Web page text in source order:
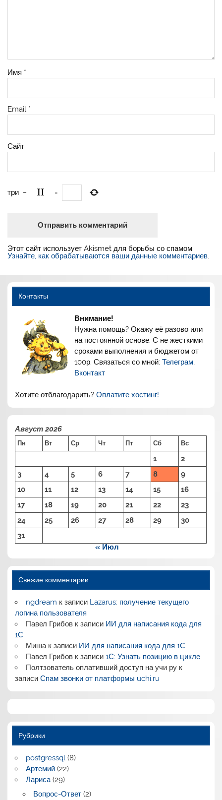
Имя *
Email *
Сайт
три − =
Этот сайт использует Akismet для борьбы со спамом.
Узнайте, как обрабатываются ваши данные комментариев.
Контакты
Внимание!
Нужна помощь? Окажу её разово или
на постоянной основе. С не жесткими
сроками выполнения и бюджетом от
100р. Связаться со мной:Телеграм,
Вконтакт
Хотите отблагодарить?Оплатите хостинг!
Август 2026
Пн Вт Ср Чт Пт Сб Вс
1
2
3
4 5 6 7 8
9
10
11 12 13 14 15
16
17
18 19 20 21 22
23
24
25 26 27 28 29
30
31
« Июл
Свежие комментарии
ngdream к записи Lazarus: получение текущего
логина пользователя
Павел Грибовк записи ИИ для написания кода для
1С
Мишак записи ИИ для написания кода для 1С
Павел Грибовк записи 1С: Узнать позицию в цикле
Полтзователь оплативший доступ на учи рук
записиСпам звонки от платформы uchi.ru
Рубрики
postgressql(8)
Артемий(22)
Лариса(29)
Вопрос-Ответ(2)